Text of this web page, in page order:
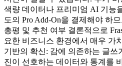
색량 데이터나 프리미엄 AI 기능
도의 Pro Add-On을 결제해야 하
총평 및 추천 여부 결론적으로
요한 비즈니스 환경에서 매우 가
기반의 확신: 감에 의존하는 글쓰
진이 선호하는 데이터와 통계를